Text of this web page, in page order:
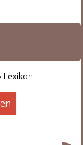
Lexikon